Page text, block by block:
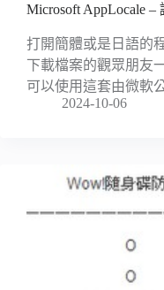
Microsoft AppLocale
打開簡體或是日語的
下載檔案的觀眾朋友
可以使用這套由微軟
2024-10-06